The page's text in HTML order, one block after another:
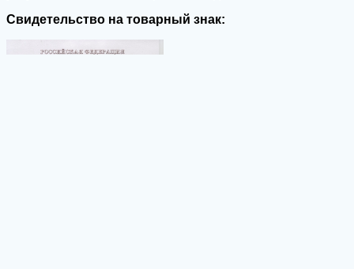
Свидетельство на товарный знак: